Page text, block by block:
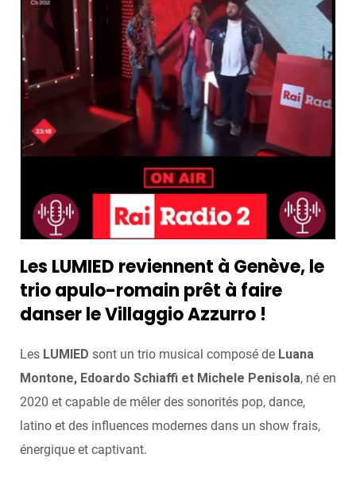
Les LUMIED reviennent à Genève, le
trio apulo-romain prêt à faire
danser le Villaggio Azzurro !
Les LUMIED sont un trio musical composé de Luana
Montone, Edoardo Schiaffi et Michele Penisola, né en
2020 et capable de mêler des sonorités pop, dance,
latino et des influences modernes dans un show frais,
énergique et captivant.